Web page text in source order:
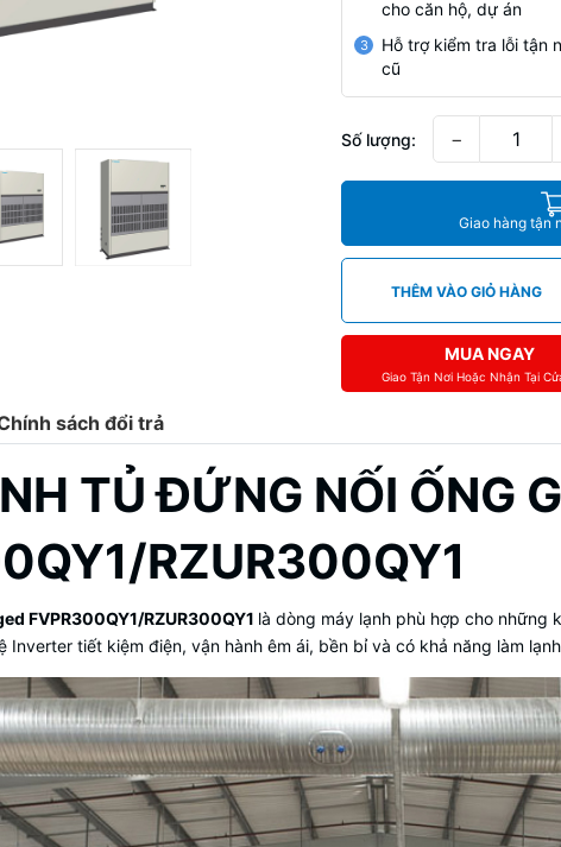
cho căn hộ, dự án
3
Hỗ trợ kiểm tra lỗi tận
cũ
Số lượng: −
Giao hàng tận
THÊM VÀO GIỎ HÀNG
MUA NGAY
Giao Tận Nơi Hoặc Nhận Tại
sách đổi trả
TỦ ĐỨNG NỐI ỐNG
RZUR300QY1
FVPR300QY1/RZUR300QY1 là dòng máy lạnh phù hợp cho những
tiết kiệm điện, vận hành êm ái, bền bỉ và có khả năng làm